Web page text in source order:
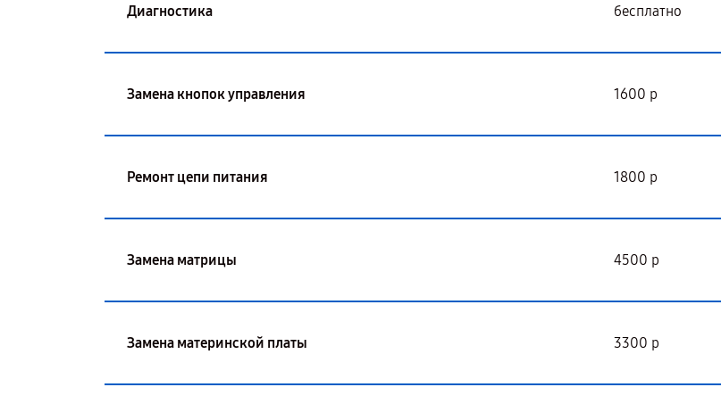
Диагностика бесплатно
Замена кнопок управления 1600 р
Ремонт цепи питания 1800 р
Замена матрицы 4500 р
Замена материнской платы 3300 р